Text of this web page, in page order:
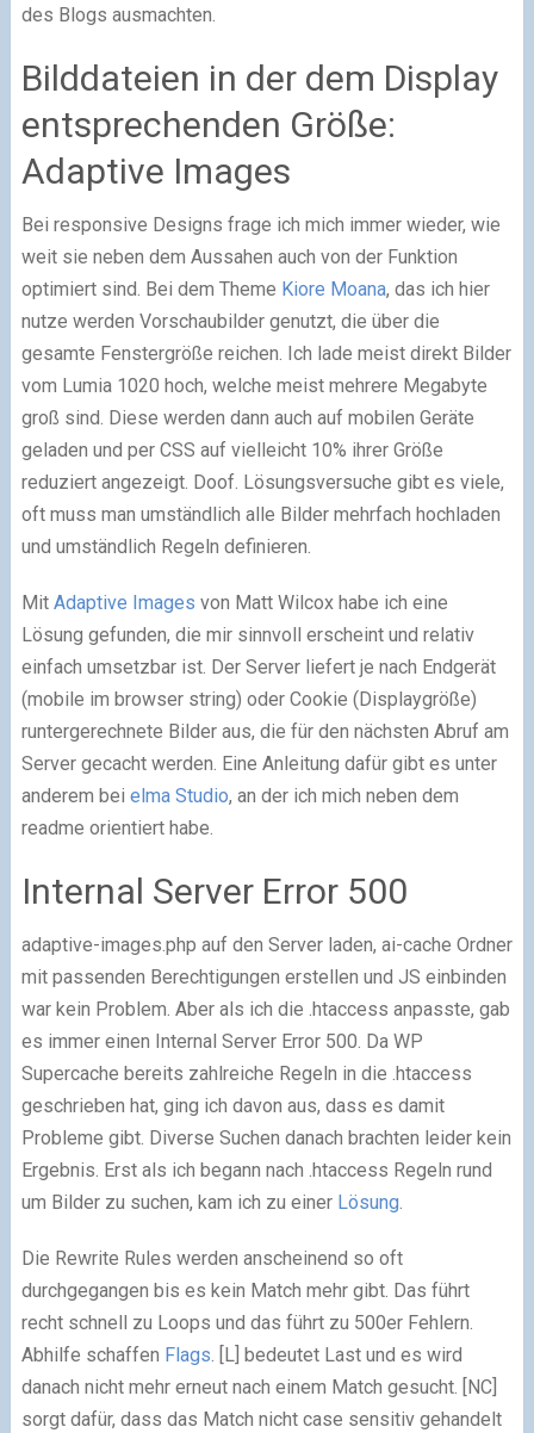
des Blogs ausmachten.
Bilddateien in der dem Display
entsprechenden Größe:
Adaptive Images
Bei responsive Designs frage ich mich immer wieder, wie
weit sie neben dem Aussahen auch von der Funktion
optimiert sind. Bei dem Theme Kiore Moana, das ich hier
nutze werden Vorschaubilder genutzt, die über die
gesamte Fenstergröße reichen. Ich lade meist direkt Bilder
vom Lumia 1020 hoch, welche meist mehrere Megabyte
groß sind. Diese werden dann auch auf mobilen Geräte
geladen und per CSS auf vielleicht 10% ihrer Größe
reduziert angezeigt. Doof. Lösungsversuche gibt es viele,
oft muss man umständlich alle Bilder mehrfach hochladen
und umständlich Regeln definieren.
Mit Adaptive Images von Matt Wilcox habe ich eine
Lösung gefunden, die mir sinnvoll erscheint und relativ
einfach umsetzbar ist. Der Server liefert je nach Endgerät
(mobile im browser string) oder Cookie (Displaygröße)
runtergerechnete Bilder aus, die für den nächsten Abruf am
Server gecacht werden. Eine Anleitung dafür gibt es unter
anderem bei elma Studio, an der ich mich neben dem
readme orientiert habe.
Internal Server Error 500
adaptive-images.php auf den Server laden, ai-cache Ordner
mit passenden Berechtigungen erstellen und JS einbinden
war kein Problem. Aber als ich die .htaccess anpasste, gab
es immer einen Internal Server Error 500. Da WP
Supercache bereits zahlreiche Regeln in die .htaccess
geschrieben hat, ging ich davon aus, dass es damit
Probleme gibt. Diverse Suchen danach brachten leider kein
Ergebnis. Erst als ich begann nach .htaccess Regeln rund
um Bilder zu suchen, kam ich zu einer Lösung.
Die Rewrite Rules werden anscheinend so oft
durchgegangen bis es kein Match mehr gibt. Das führt
recht schnell zu Loops und das führt zu 500er Fehlern.
Abhilfe schaffen Flags. [L] bedeutet Last und es wird
danach nicht mehr erneut nach einem Match gesucht. [NC]
sorgt dafür, dass das Match nicht case sensitiv gehandelt